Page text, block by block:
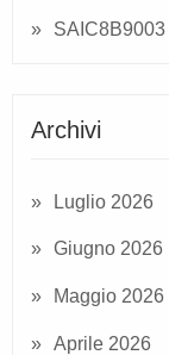
SAIC8B9003
Archivi
Luglio 2026
Giugno 2026
Maggio 2026
Aprile 2026